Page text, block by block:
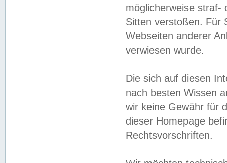
möglicherweise straf-
Sitten verstoßen. Für
Webseiten anderer
verwiesen wurde.
Die sich auf diesen
nach besten Wissen
wir keine Gewähr für
dieser Homepage
Rechtsvorschriften.